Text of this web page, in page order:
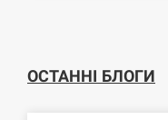
ОСТАННІ БЛОГИ